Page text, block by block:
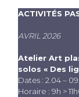
ACTIVITÉS
AVRIL 2026
Atelier Art
solos « Des
Dates : 2.04 –
Horaire : 9h >